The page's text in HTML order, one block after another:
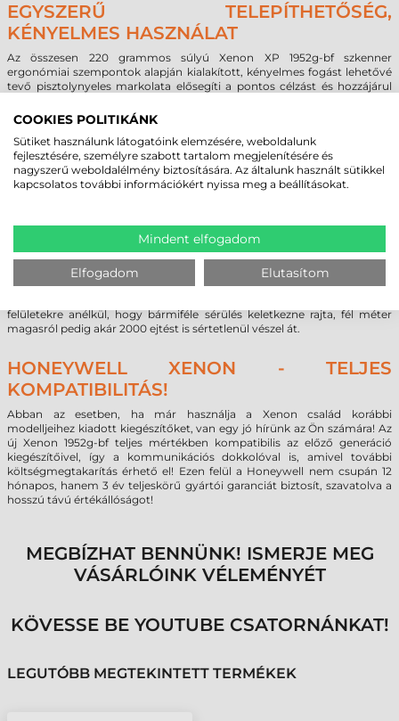
EGYSZERŰ TELEPÍTHETŐSÉG,
KÉNYELMES HASZNÁLAT
Az összesen 220 grammos súlyú Xenon XP 1952g-bf szkenner
ergonómiai szempontok alapján kialakított, kényelmes fogást lehetővé
tevő pisztolynyeles markolata elősegíti a pontos célzást és hozzájárul
fáradtság és a csuklók felesleges leterhelése nélkül. A leolvasás
eredményéről LED és hangjelzés ad visszajelzést a felhasználónak, a
telefonoknál megszokott rezgő funkció pedig már akkor is egyértelmű
visszacsatolást ad, ha zajos környezetben használná a készüléket.
A Honeywell Xenon XP 1952g-bf vonalkódolvasó a kommunikációs
dokkoló multi-interfész csatlakozójával minden nehézség nélkül
porton keresztül is csatlakoztatható a fennálló rendszerhez, és ehhez
csupán az adott kábelt szükséges kicserélni.
A robosztus Xenon XP 1952g-bf tokozása az IP42-es szabványnak felel
meg, így a véletlenül ráfröccsenő víztől nem károsodhat, ütésállóság
szempontjából pedig a kategória egyik legmasszívabb készüléke. 2
felületekre anélkül, hogy bármiféle sérülés keletkezne rajta, fél méter
magasról pedig akár 2000 ejtést is sértetlenül vészel át.
HONEYWELL XENON - TELJES
KOMPATIBILITÁS!
Abban az esetben, ha már használja a Xenon család korábbi
modelljeihez kiadott kiegészítőket, van egy jó hírünk az Ön számára! Az
új Xenon 1952g-bf teljes mértékben kompatibilis az előző generáció
kiegészítőivel, így a kommunikációs dokkolóval is, amivel további
költségmegtakarítás érhető el! Ezen felül a Honeywell nem csupán 12
hónapos, hanem 3 év teljeskörű gyártói garanciát biztosít, szavatolva a
hosszú távú értékállóságot!
MEGBÍZHAT BENNÜNK! ISMERJE MEG
VÁSÁRLÓINK VÉLEMÉNYÉT
KÖVESSE BE YOUTUBE CSATORNÁNKAT!
LEGUTÓBB MEGTEKINTETT TERMÉKEK
COOKIES POLITIKÁNK
Sütiket használunk látogatóink elemzésére, weboldalunk
fejlesztésére, személyre szabott tartalom megjelenítésére és
nagyszerű weboldalélmény biztosítására. Az általunk használt sütikkel
kapcsolatos további információkért nyissa meg a beállításokat.
Mindent elfogadom
Elfogadom Elutasítom